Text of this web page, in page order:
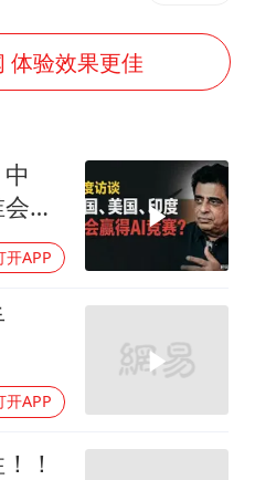
员求职万岁山NPC成功
东航：国内客票提前14天免费退改
储板块集体大跌
娜窦靖童好搭
中国女篮70-67险胜尼日利亚女篮
体验效果更佳
赢
开APP
开APP
！